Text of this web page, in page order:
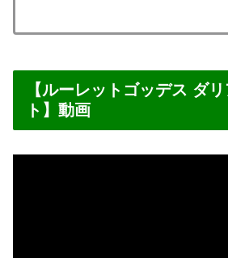
【ルーレットゴッデス ダ
ト】動画